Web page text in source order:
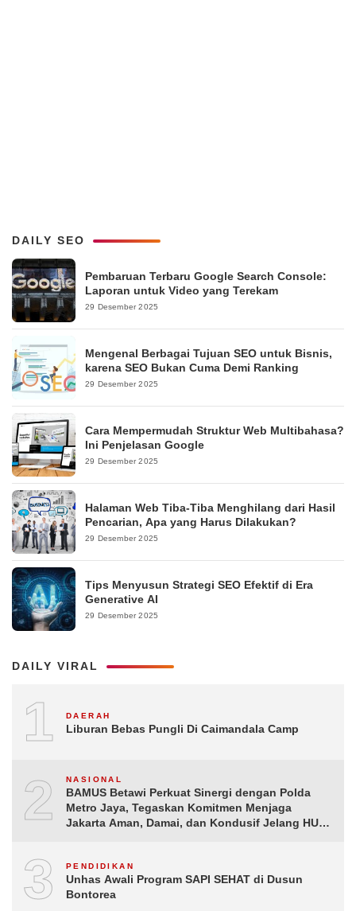
DAILY SEO
Pembaruan Terbaru Google Search Console:
Laporan untuk Video yang Terekam
29 Desember 2025
Mengenal Berbagai Tujuan SEO untuk Bisnis,
karena SEO Bukan Cuma Demi Ranking
29 Desember 2025
Cara Mempermudah Struktur Web Multibahasa?
Ini Penjelasan Google
29 Desember 2025
Halaman Web Tiba-Tiba Menghilang dari Hasil
Pencarian, Apa yang Harus Dilakukan?
29 Desember 2025
Tips Menyusun Strategi SEO Efektif di Era
Generative AI
29 Desember 2025
DAILY VIRAL
1 DAERAH
Liburan Bebas Pungli Di Caimandala Camp
2 NASIONAL
BAMUS Betawi Perkuat Sinergi dengan Polda
Metro Jaya, Tegaskan Komitmen Menjaga
Jakarta Aman, Damai, dan Kondusif Jelang HUT
3 PENDIDIKAN
Unhas Awali Program SAPI SEHAT di Dusun
Bontorea